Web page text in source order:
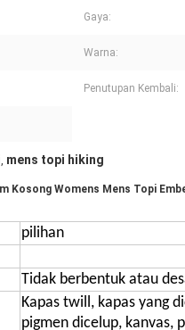
Gaya:
Warna:
Penutupan Kembali:
, mens topi hiking
Kosong Womens Mens Topi
pilihan
Tidak berbentuk atau
Kapas twill, kapas yang
pigmen dicelup, kanvas,